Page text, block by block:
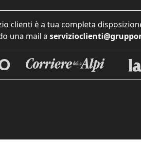
clienti è a tua completa
una mail a